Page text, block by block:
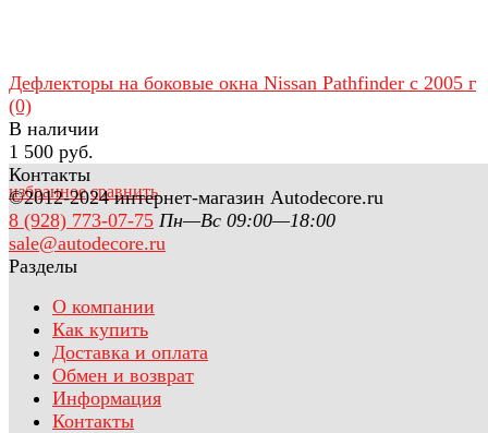
избранное сравнить
Дефлекторы на боковые окна Nissan Pathfinder с 2005 г
(0)
В наличии
1 500 руб.
Контакты
©2012-2024 интернет-магазин Autodecore.ru
8 (928) 773-07-75 Пн—Вс 09:00—18:00
sale@autodecore.ru
Разделы
О компании
Как купить
Доставка и оплата
Обмен и возврат
Информация
Контакты